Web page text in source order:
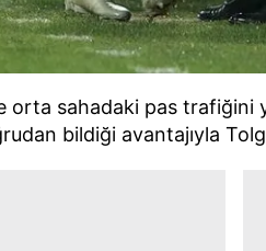
tıklayabilir,Çerez Bilgilendirme
Kişisel Verilerin Korunması
orta sahadaki pas trafiğini
bildiği avantajıyla